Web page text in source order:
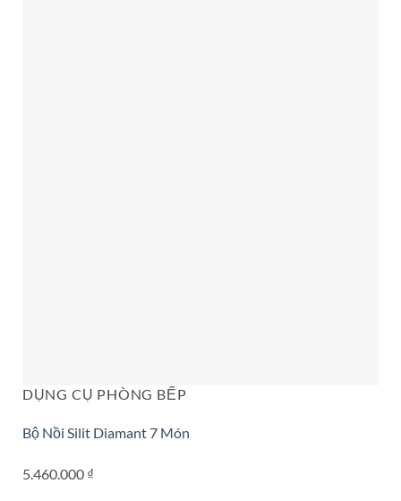
DỤNG CỤ PHÒNG BẾP
Bộ Nồi Silit Diamant 7 Món
5.460.000 ₫